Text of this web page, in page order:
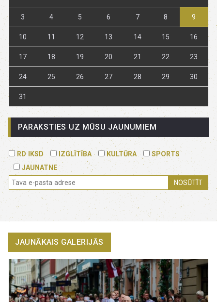
3 4 5 6 7 8 9
10 11 12 13 14 15 16
17 18 19 20 21 22 23
24 25 26 27 28 29 30
31
PARAKSTIES UZ MŪSU JAUNUMIEM
RD IKSD IZGLĪTĪBA KULTŪRA
SPORTS
JAUNATNE
NOSŪTĪT
JAUNĀKAIS GALERIJĀS